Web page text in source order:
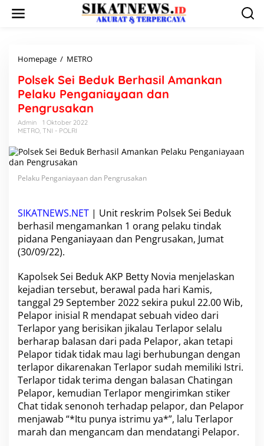
Homepage / METRO
l
s
e
k
B
d
B
e
r
h
l
A
m
a
k
a
n
P
e
l
a
k
u
P
e
Polsek Sei Beduk Berhasil Amankan
Pelaku Penganiayaan dan
Pengrusakan
Admin
1 Oktober 2022
METRO, TNI - POLRI
Pelaku Penganiayaan dan Pengrusakan
SIKATNEWS.NET | Unit reskrim Polsek Sei Beduk
berhasil mengamankan 1 orang pelaku tindak
pidana Penganiayaan dan Pengrusakan, Jumat
(30/09/22).
Kapolsek Sei Beduk AKP Betty Novia menjelaskan
kejadian tersebut, berawal pada hari Kamis,
tanggal 29 September 2022 sekira pukul 22.00 Wib,
Pelapor inisial R mendapat sebuah video dari
Terlapor yang berisikan jikalau Terlapor selalu
berharap balasan dari pada Pelapor, akan tetapi
Pelapor tidak tidak mau lagi berhubungan dengan
terlapor dikarenakan Terlapor sudah memiliki Istri.
Terlapor tidak terima dengan balasan Chatingan
Pelapor, kemudian Terlapor mengirimkan stiker
Chat tidak senonoh terhadap pelapor, dan Pelapor
menjawab “*Itu punya istrimu ya*”, lalu Terlapor
marah dan mengancam dan mendatangi Pelapor.